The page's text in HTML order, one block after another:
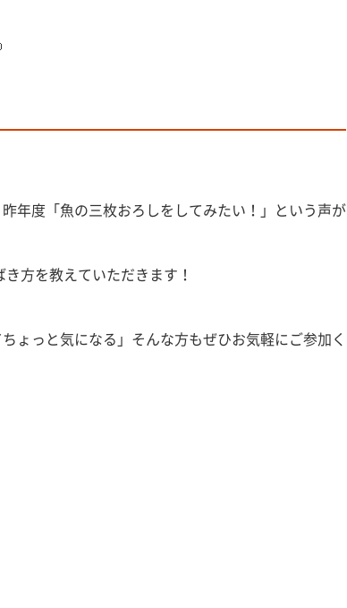
年度「魚の三枚おろしをしてみたい！」という声が
方を教えていただきます！
ょっと気になる」そんな方もぜひお気軽にご参加く